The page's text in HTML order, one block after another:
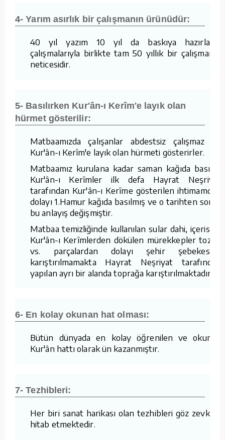
4- Yarım asırlık bir çalışmanın ürünüdür:
40 yıl yazım 10 yıl da baskıya hazırlama
çalışmalarıyla birlikte tam 50 yıllık bir çalışmanın
neticesidir.
5- Basılırken Kur'ân-ı Kerîm'e layık olan
hürmet gösterilir:
Matbaamızda çalışanlar abdestsiz çalışmaz ve
Kur'ân-ı Kerîm'e layık olan hürmeti gösterirler.
Matbaamız kurulana kadar saman kağıda basılan
Kur'ân-ı Kerîmler ilk defa Hayrat Neşriyat
tarafından Kur'ân-ı Kerîme gösterilen ihtimamdan
dolayı 1.Hamur kağıda basılmış ve o tarihten sonra
bu anlayış değişmiştir.
Matbaa temizliğinde kullanılan sular dahi, içerisine
Kur'ân-ı Kerîmlerden dökülen mürekkepler tozlar
vs. parçalardan dolayı şehir şebekesine
karıştırılmamakta Hayrat Neşriyat tarafından
yapılan ayrı bir alanda toprağa karıştırılmaktadır.
6- En kolay okunan hat olması:
Bütün dünyada en kolay öğrenilen ve okunan
Kur'ân hattı olarak ün kazanmıştır.
7- Tezhibleri:
Her biri sanat harikası olan tezhibleri göz zevkine
hitab etmektedir.